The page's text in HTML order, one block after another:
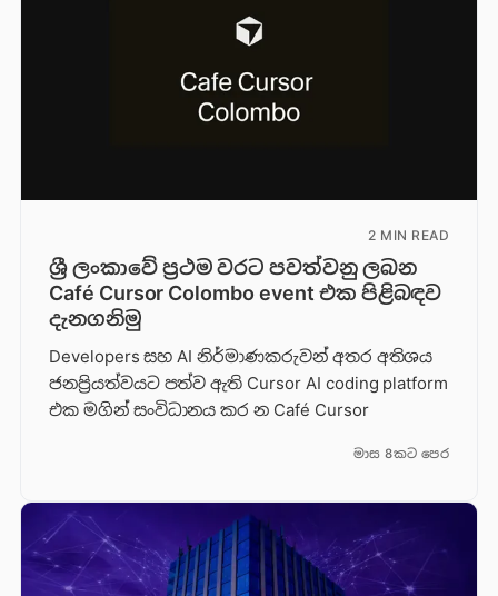
2 MIN READ
ශ්‍රී ලංකාවේ ප්‍රථම වරට පවත්වනු ලබන
Café Cursor Colombo event එක පිළිබඳව
දැනගනිමු
Developers සහ AI නිර්මාණකරුවන් අතර අතිශය
ජනප්‍රියත්වයට පත්ව ඇති Cursor AI coding platform
එක මගින් සංවිධානය කර න Café Cursor
මාස 8කට පෙර